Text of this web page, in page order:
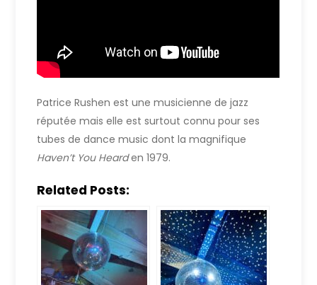
Patrice Rushen est une musicienne de jazz
réputée mais elle est surtout connu pour ses
tubes de dance music dont la magnifique
Haven’t You Hearden 1979.
Related Posts: